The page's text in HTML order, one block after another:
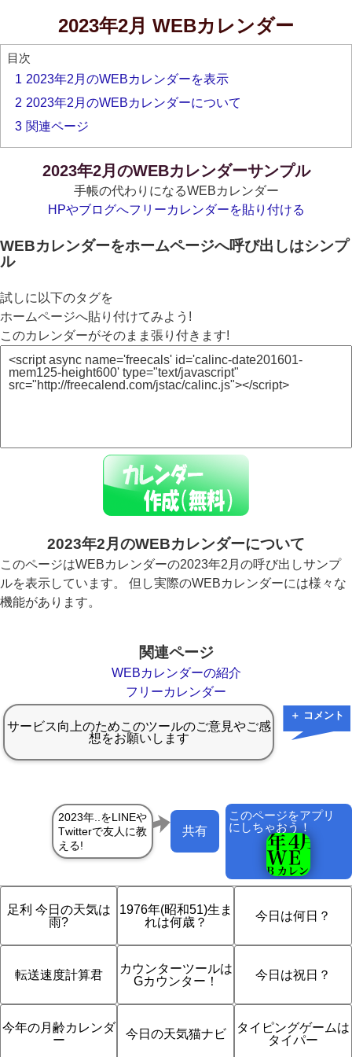
2023年2月 WEBカレンダー
目次
1 2023年2月のWEBカレンダーを表示
2 2023年2月のWEBカレンダーについて
3 関連ページ
2023年2月のWEBカレンダーサンプル
手帳の代わりになるWEBカレンダー
HPやブログへフリーカレンダーを貼り付ける
WEBカレンダーをホームページへ呼び出しはシンプ
ル
試しに以下のタグを
ホームページへ貼り付けてみよう!
このカレンダーがそのまま張り付きます!
2023年2月のWEBカレンダーについて
このページはWEBカレンダーの2023年2月の呼び出しサンプ
ルを表示しています。 但し実際のWEBカレンダーには様々な
機能があります。
関連ページ
WEBカレンダーの紹介
フリーカレンダー
＋ コメント
このページをアプリ
にしちゃおう！
共有
足利 今日の天気は
雨?
1976年(昭和51)生ま
れは何歳？
今日は何日？
転送速度計算君
カウンターツールは
Gカウンター！
今日は祝日？
今年の月齢カレンダ
ー
今日の天気猫ナビ
タイピングゲームは
タイパー